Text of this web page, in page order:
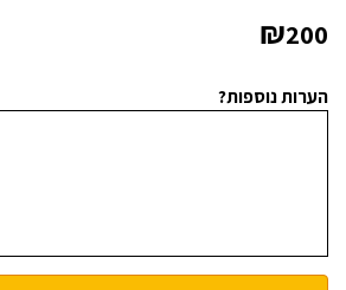
₪200
הערות נוספות?